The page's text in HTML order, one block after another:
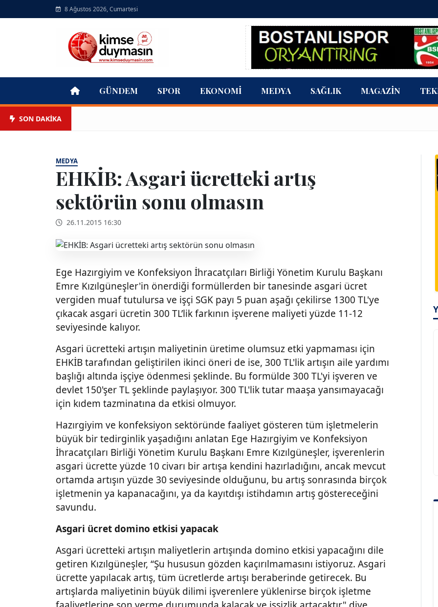
8 Ağustos 2026, Cumartesi
GÜNDEM SPOR EKONOMI MEDYA SAĞLIK MAGAZIN
SON DAKİKA
MEDYA
EHKİB: Asgari ücretteki artış
sektörün sonu olmasın
26.11.2015 16:30
Ege Hazırgiyim ve Konfeksiyon İhracatçıları Birliği Yönetim Kurulu Başkanı
Emre Kızılgüneşler'in önerdiği formüllerden bir tanesinde asgari ücret
vergiden muaf tutulursa ve işçi SGK payı 5 puan aşağı çekilirse 1300 TL'ye
çıkacak asgari ücretin 300 TL’lik farkının işverene maliyeti yüzde 11-12
seviyesinde kalıyor.
Asgari ücretteki artışın maliyetinin üretime olumsuz etki yapmaması için
EHKİB tarafından geliştirilen ikinci öneri de ise, 300 TL'lik artışın aile yardımı
başlığı altında işçiye ödenmesi şeklinde. Bu formülde 300 TL'yi işveren ve
devlet 150'şer TL şeklinde paylaşıyor. 300 TL'lik tutar maaşa yansımayacağı
için kıdem tazminatına da etkisi olmuyor.
Hazırgiyim ve konfeksiyon sektöründe faaliyet gösteren tüm işletmelerin
büyük bir tedirginlik yaşadığını anlatan Ege Hazırgiyim ve Konfeksiyon
İhracatçıları Birliği Yönetim Kurulu Başkanı Emre Kızılgüneşler, işverenlerin
asgari ücrette yüzde 10 civarı bir artışa kendini hazırladığını, ancak mevcut
ortamda artışın yüzde 30 seviyesinde olduğunu, bu artış sonrasında birçok
işletmenin ya kapanacağını, ya da kayıtdışı istihdamın artış göstereceğini
savundu.
Asgari ücret domino etkisi yapacak
Asgari ücretteki artışın maliyetlerin artışında domino etkisi yapacağını dile
getiren Kızılgüneşler, “Şu hususun gözden kaçırılmamasını istiyoruz. Asgari
ücrette yapılacak artış, tüm ücretlerde artışı beraberinde getirecek. Bu
artışlarda maliyetinin büyük dilimi işverenlere yüklenirse birçok işletme